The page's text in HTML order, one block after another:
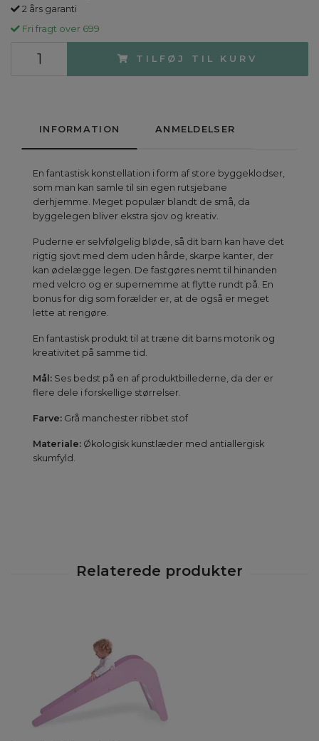
2 års garanti
Fri fragt over 699
TILFØJ TIL KURV
INFORMATION ANMELDELSER
En fantastisk konstellation i form af store byggeklodser,
som man kan samle til sin egen rutsjebane
derhjemme. Meget populær blandt de små, da
byggelegen bliver ekstra sjov og kreativ.
Puderne er selvfølgelig bløde, så dit barn kan have det
rigtig sjovt med dem uden hårde, skarpe kanter, der
kan ødelægge legen. De fastgøres nemt til hinanden
med velcro og er supernemme at flytte rundt på. En
bonus for dig som forælder er, at de også er meget
lette at rengøre.
En fantastisk produkt til at træne dit barns motorik og
kreativitet på samme tid.
Mål: Ses bedst på en af produktbillederne, da der er
flere dele i forskellige størrelser.
Farve: Grå manchester ribbet stof
Materiale: Økologisk kunstlæder med antiallergisk
skumfyld.